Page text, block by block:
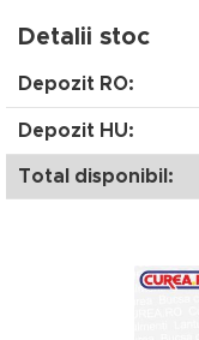
Detalii stoc
Depozit RO:
Depozit HU:
Total disponibil: